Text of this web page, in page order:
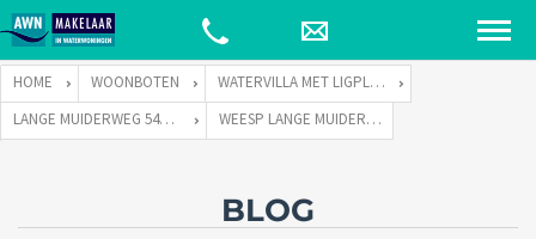
HOME WOONBOTEN
WATERVILLA MET LIGPLAATS
LANGE MUIDERWEG 544 TE 1382 LC WEESP
WEESP LANGE MUIDERWEG 544 13
BLOG